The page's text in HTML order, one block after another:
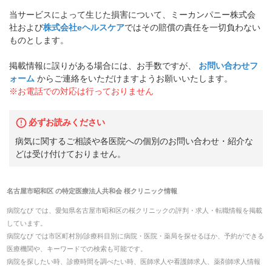
当サービスによって生じた損害について、ミーカンパニー株式会
社および株式会社eヘルスケアではその賠償の責任を一切負わない
ものとします。
掲載情報に誤りがある場合には、お手数ですが、
お問い合わせフ
ォーム からご連絡をいただけますようお願いいたします。
※お電話での対応は行っておりません
必ずお読みください
病気に関するご相談や各医院への個別のお問い合わせ・紹介な
どは受け付けておりません。
名古屋市昭和区の特定医療法人共和会 桜クリニック情報
病院なび では、 愛知県名古屋市昭和区の桜クリニックの評判・求人・転職情報を掲載
しています。
病院なび では市区町村別/診療科目別に病院・医院・薬局を探せるほか、予約ができる
医療機関や、キーワードでの検索も可能です。
病院を探したい時、診療時間を調べたい時、医師求人や看護師求人、薬剤師求人情報